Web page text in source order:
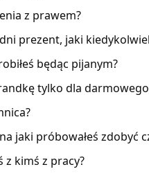
z prawem?
prezent, jaki
będąc pijanym?
tylko dla darmowego
jaki próbowałeś zdobyć
z kimś z pracy?